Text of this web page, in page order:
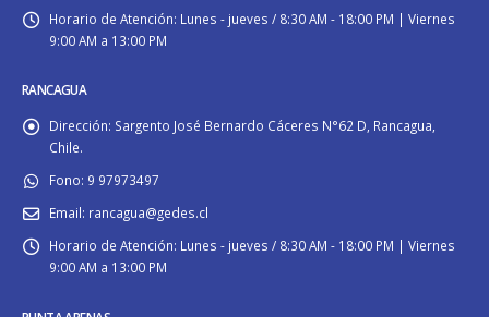
Horario de Atención: Lunes - jueves / 8:30 AM - 18:00 PM | Viernes
9:00 AM a 13:00 PM
RANCAGUA
Dirección: Sargento José Bernardo Cáceres N°62 D, Rancagua,
Chile.
Fono: 9 97973497
Email: rancagua@gedes.cl
Horario de Atención: Lunes - jueves / 8:30 AM - 18:00 PM | Viernes
9:00 AM a 13:00 PM